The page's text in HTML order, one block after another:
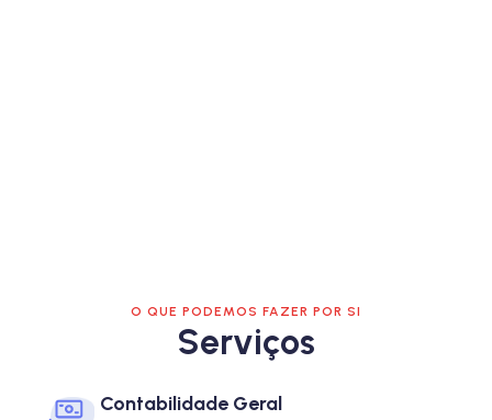
O QUE PODEMOS FAZER POR SI
Serviços
Contabilidade Geral